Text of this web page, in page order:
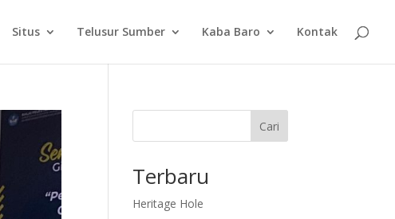
Situs Telusur Sumber Kaba Baro Kontak
Cari
Terbaru
Heritage Hole